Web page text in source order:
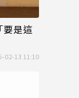
要是這
02-13 11:10